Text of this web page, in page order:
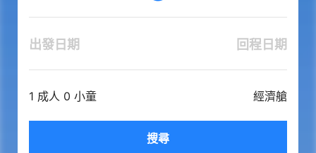
出發日期 回程日期
1 成人 0 小童 經濟艙
搜尋